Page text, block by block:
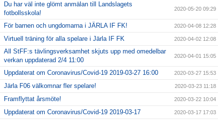
Du har väl inte glömt anmälan till Landslagets
fotbollsskola!
2020-05-20 09:29
För barnen och ungdomarna i JÄRLA IF FK! 2020-04-08 12:28
Virtuell träning för alla spelare i Järla IF FK 2020-04-02 12:08
All StFF:s tävlingsverksamhet skjuts upp med omedelbar
verkan uppdaterad 2/4 11:00
2020-04-01 15:05
Uppdaterat om Coronavirus/Covid-19 2019-03-27 16:00 2020-03-27 15:53
Järla F06 välkomnar fler spelare! 2020-03-23 11:18
Framflyttat årsmöte! 2020-03-22 10:04
Uppdaterat om Coronavirus/Covid-19 2019-03-17 2020-03-17 17:03